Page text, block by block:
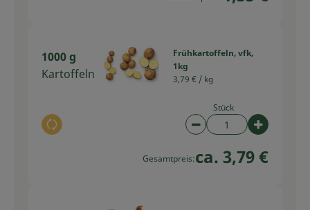
1000 g
Kartoffeln
Auswahl ändern
Frühkartoffeln, vfk,
1kg
3,79 € / kg
Stück
Artikelanzahl
Gesamtpreis:ca. 3,79 €